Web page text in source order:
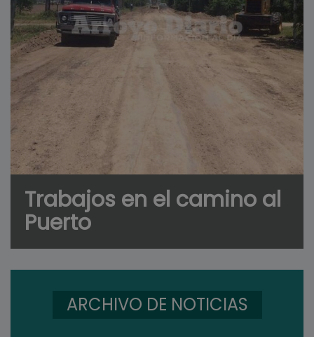
Trabajos en el camino al
Puerto
ARCHIVO DE NOTICIAS